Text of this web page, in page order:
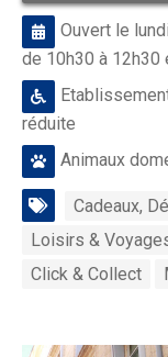
Ouvert le
de 10h30 à 12h30
réduite
Animaux
Cadeaux,
Loisirs &
Click & Collect